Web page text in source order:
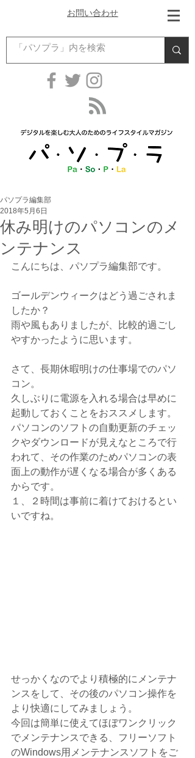
お問い合わせ
休み明けのパソコンのメ
ンテナンス
パソプラ編集部
2018年5月6日
こんにちは、パソプラ編集部です。
ゴールデンウィークはどう過ごされま
したか？
雨や風もありましたが、比較的過ごし
やすかったように思います。
さて、長期休暇明けの仕事場でのパソ
コン。
久しぶりに電源を入れる場合は早めに
起動しておくことをおススメします。
パソコンのソフトの自動更新のチェッ
クやダウンロードが見えなところで行
われて、その作業のためパソコンの表
面上の動作が遅くなる場合が多くある
からです。
１、２時間は事前に着けておけるとい
いですね。
せっかくなのでより積極的にメンテナ
ンスをして、その後のパソコン操作を
より快適にしてみましょう。
今回は簡単に使えてほぼワンクリック
でメンテナンスできる、フリーソフト
のWindows用メンテナンスソフトをご